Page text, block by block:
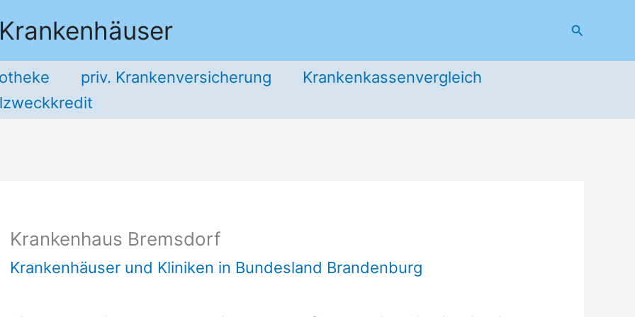
Suchen
priv. Krankenversicherung
Krankenkassenvergleich
Krankenhaus Bremsdorf
Krankenhäuser und Kliniken in Bundesland Brandenburg